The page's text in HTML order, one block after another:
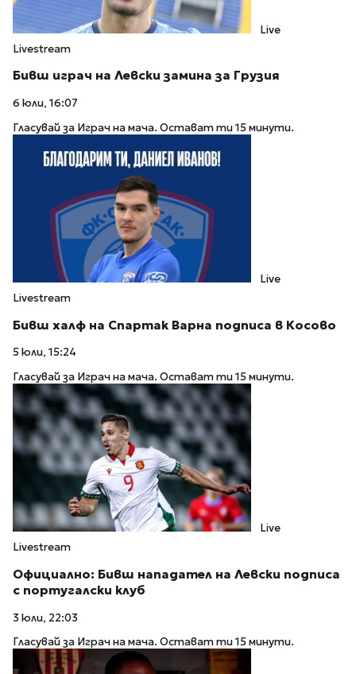
Live
Livestream
Бивш играч на Левски замина за Грузия
6 юли, 16:07
Гласувай за Играч на мача. Остават ти 15 минути.
Live
Livestream
Бивш халф на Спартак Варна подписа в Косово
5 юли, 15:24
Гласувай за Играч на мача. Остават ти 15 минути.
Live
Livestream
Официално: Бивш нападател на Левски подписа
с португалски клуб
3 юли, 22:03
Гласувай за Играч на мача. Остават ти 15 минути.